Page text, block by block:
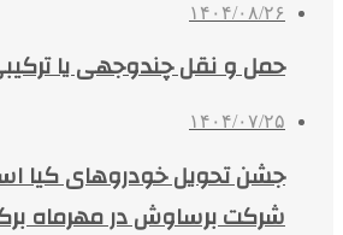
۱۴۰۴/۰۸/۲۶
حمل و نقل چندوجهی یا
۱۴۰۴/۰۷/۲۵
جشن تحویل خودروهای کیا
شرکت برساوش در مهرماه